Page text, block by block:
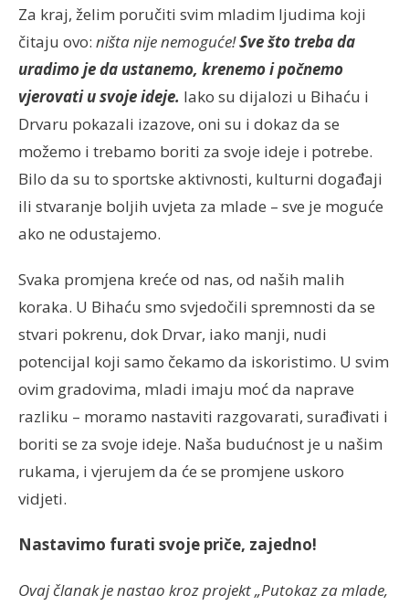
Za kraj, želim poručiti svim mladim ljudima koji
čitaju ovo: ništa nije nemoguće!Sve što treba da
uradimo je da ustanemo, krenemo i počnemo
vjerovati u svoje ideje. Iako su dijalozi u Bihaću i
Drvaru pokazali izazove, oni su i dokaz da se
možemo i trebamo boriti za svoje ideje i potrebe.
Bilo da su to sportske aktivnosti, kulturni događaji
ili stvaranje boljih uvjeta za mlade – sve je moguće
ako ne odustajemo.
Svaka promjena kreće od nas, od naših malih
koraka. U Bihaću smo svjedočili spremnosti da se
stvari pokrenu, dok Drvar, iako manji, nudi
potencijal koji samo čekamo da iskoristimo. U svim
ovim gradovima, mladi imaju moć da naprave
razliku – moramo nastaviti razgovarati, surađivati i
boriti se za svoje ideje. Naša budućnost je u našim
rukama, i vjerujem da će se promjene uskoro
vidjeti.
Nastavimo furati svoje priče, zajedno!
Ovaj članak je nastao kroz projekt „Putokaz za mlade,